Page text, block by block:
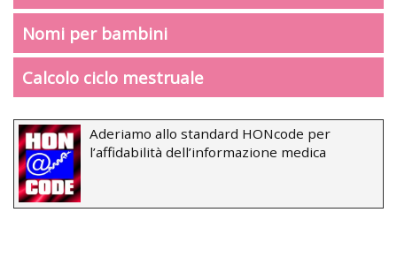
Nomi per bambini
Calcolo ciclo mestruale
Aderiamo allo standard HONcode per
l’affidabilità dell’informazione medica